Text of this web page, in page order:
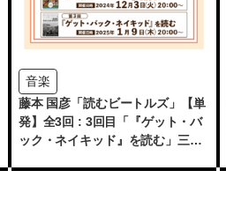
音楽
藤本 国彦「読むビートルズ」【単
発】全3回 : 3回目「『ゲット・バ
ック・ネイキッド』を読む」三省